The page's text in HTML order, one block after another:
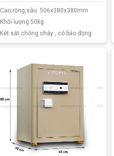
Cao,rộng,sâu: 506x380x380mm
Khối lượng:50kg
Két sắt chống cháy , có báo động